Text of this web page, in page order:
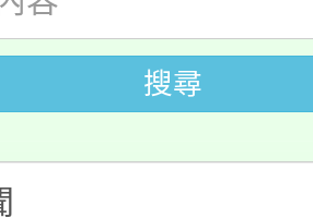
動
115學年度學生
語及新住民語歌
校115學年度第
)教師甄選結果(
國文化大學推廣
搜尋